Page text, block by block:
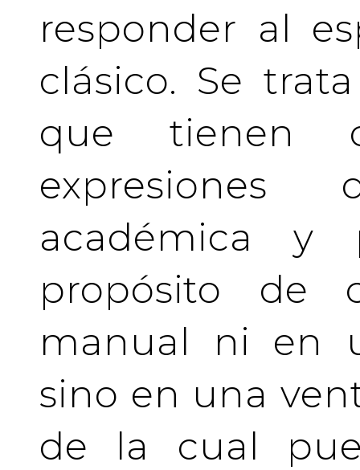
responder al
clásico. Se
que tienen
académica y
propósito de
manual ni en
sino en una
de la cual